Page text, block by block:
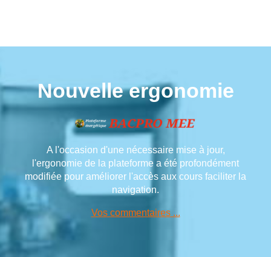
Nouvelle ergonomie
A l'occasion d'une nécessaire mise à jour,
l'ergonomie de la plateforme a été profondément
modifiée pour améliorer l'accès aux cours faciliter la
navigation.
Vos commentaires ...